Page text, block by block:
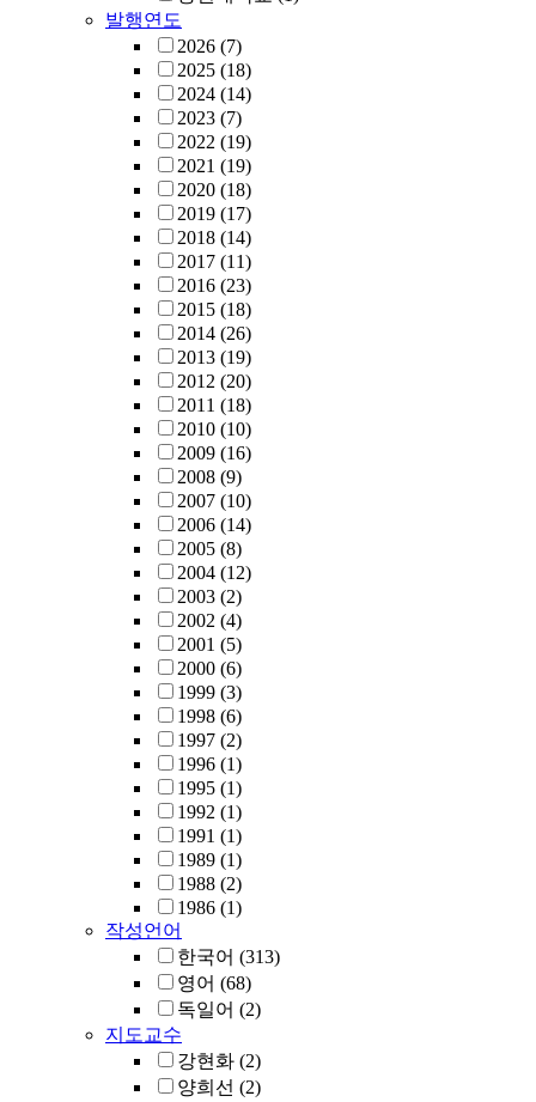
발행연도
2026 (7)
2025 (18)
2024 (14)
2023 (7)
2022 (19)
2021 (19)
2020 (18)
2019 (17)
2018 (14)
2017 (11)
2016 (23)
2015 (18)
2014 (26)
2013 (19)
2012 (20)
2011 (18)
2010 (10)
2009 (16)
2008 (9)
2007 (10)
2006 (14)
2005 (8)
2004 (12)
2003 (2)
2002 (4)
2001 (5)
2000 (6)
1999 (3)
1998 (6)
1997 (2)
1996 (1)
1995 (1)
1992 (1)
1991 (1)
1989 (1)
1988 (2)
1986 (1)
작성언어
한국어 (313)
영어 (68)
독일어 (2)
지도교수
강현화 (2)
양희선 (2)